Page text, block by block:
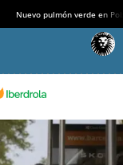
Nuevo pulmón verde en